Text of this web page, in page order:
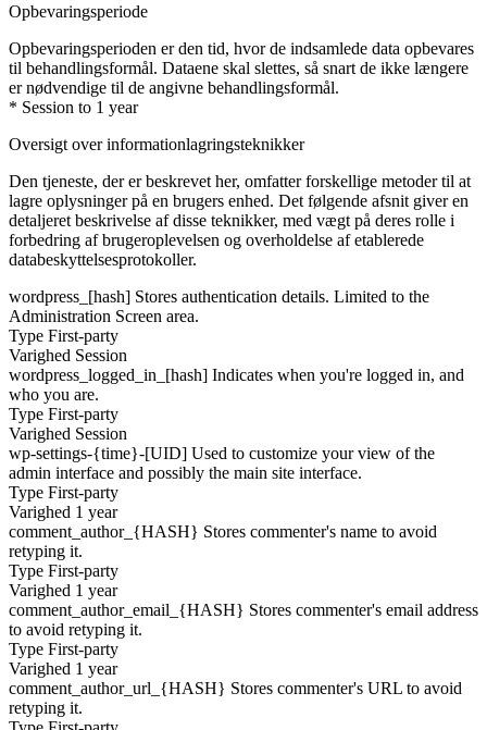
Opbevaringsperiode
Opbevaringsperioden er den tid, hvor de indsamlede data opbevares
til behandlingsformål. Dataene skal slettes, så snart de ikke længere
er nødvendige til de angivne behandlingsformål.
* Session to 1 year
Oversigt over informationlagringsteknikker
Den tjeneste, der er beskrevet her, omfatter forskellige metoder til at
lagre oplysninger på en brugers enhed. Det følgende afsnit giver en
detaljeret beskrivelse af disse teknikker, med vægt på deres rolle i
forbedring af brugeroplevelsen og overholdelse af etablerede
databeskyttelsesprotokoller.
wordpress_[hash] Stores authentication details. Limited to the
Administration Screen area.
Type First-party
Varighed Session
wordpress_logged_in_[hash] Indicates when you're logged in, and
who you are.
Type First-party
Varighed Session
wp-settings-{time}-[UID] Used to customize your view of the
admin interface and possibly the main site interface.
Type First-party
Varighed 1 year
comment_author_{HASH} Stores commenter's name to avoid
retyping it.
Type First-party
Varighed 1 year
comment_author_email_{HASH} Stores commenter's email address
to avoid retyping it.
Type First-party
Varighed 1 year
comment_author_url_{HASH} Stores commenter's URL to avoid
retyping it.